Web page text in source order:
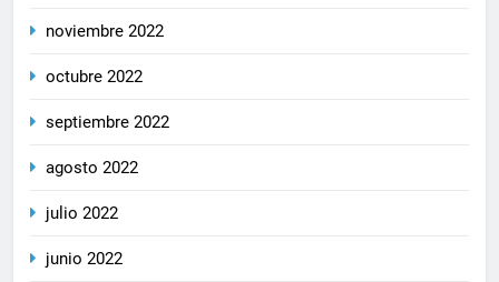
noviembre 2022
octubre 2022
septiembre 2022
agosto 2022
julio 2022
junio 2022